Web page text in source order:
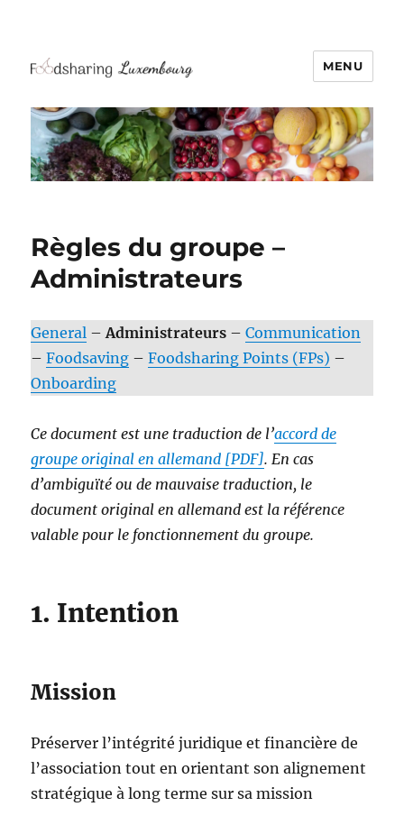
MENU
Règles du groupe –
Administrateurs
General –Administrateurs –Communication
–Foodsaving –Foodsharing Points (FPs) –
Onboarding
Ce document est une traduction de l’accord de
groupe original en allemand [PDF]. En cas
d’ambiguïté ou de mauvaise traduction, le
document original en allemand est la référence
valable pour le fonctionnement du groupe.
1. Intention
Mission
Préserver l’intégrité juridique et financière de
l’association tout en orientant son alignement
stratégique à long terme sur sa mission